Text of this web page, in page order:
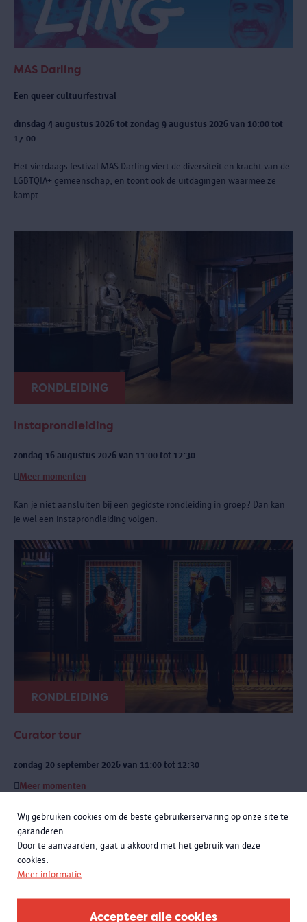
Wij gebruiken cookies om de beste gebruikerservaring op onze site te
garanderen.
Door te aanvaarden, gaat u akkoord met het gebruik van deze
cookies.
Meer informatie
Accepteer alle cookies
MAS Darling
Een queer cultuurfestival
dinsdag 4 augustus 2026 tot zondag 9 augustus 2026 van 10:00 tot
17:00
Het vierdaags festival MAS Darling viert de diversiteit en kracht van de
LGBTQIA+ gemeenschap, en toont ook de uitdagingen waarmee ze
kampt.
RONDLEIDING
Instaprondleiding
zondag 16 augustus 2026 van 11:00 tot 12:30
Meer momenten
Kan je niet aansluiten bij een gegidste rondleiding in groep? Dan kan
je wel een instaprondleiding volgen.
RONDLEIDING
Curator tour
zondag 20 september 2026 van 11:00 tot 12:30
Meer momenten
Een exclusieve rondleiding met curatoren Rachid Atia en Roselyne
Francken. Je leert niet alleen de opmerkelijke verhalen achter de
objecten kennen, maar komt ook meer te weten over de bijzondere
samenwerking met het Antwerpse sportlandschap.